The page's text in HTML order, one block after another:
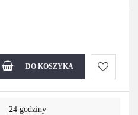
DO KOSZYKA
Do
24 godziny